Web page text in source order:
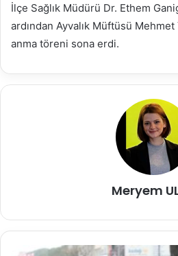
İlçe Sağlık Müdürü Dr. Ethem
ardından Ayvalık Müftüsü Mehmet
anma töreni sona erdi.
Meryem